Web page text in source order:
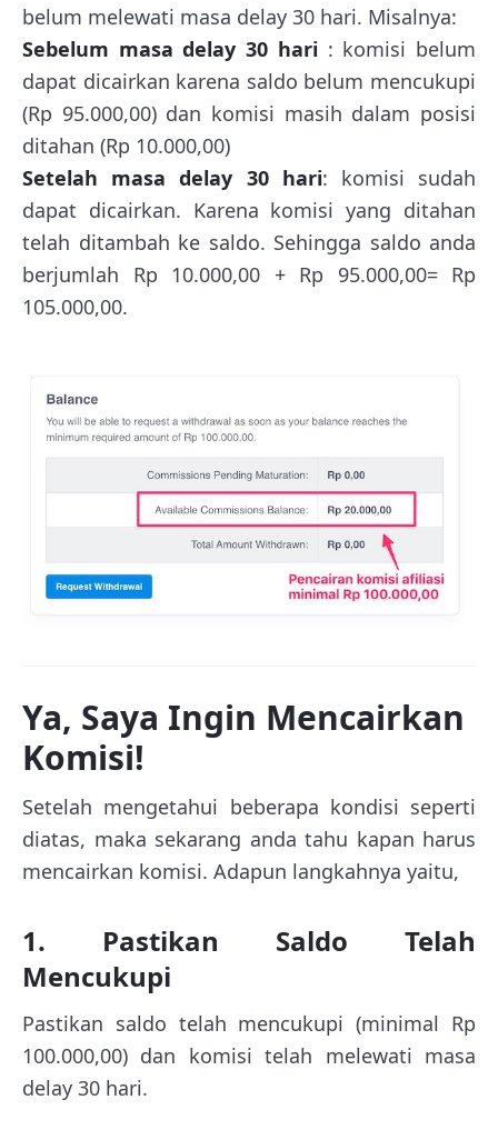
belum melewati masa delay 30 hari. Misalnya:
Sebelum masa delay 30 hari : komisi belum
dapat dicairkan karena saldo belum mencukupi
(Rp 95.000,00) dan komisi masih dalam posisi
ditahan (Rp 10.000,00)
Setelah masa delay 30 hari: komisi sudah
dapat dicairkan. Karena komisi yang ditahan
telah ditambah ke saldo. Sehingga saldo anda
berjumlah Rp 10.000,00 + Rp 95.000,00= Rp
105.000,00.
Ya, Saya Ingin Mencairkan
Komisi!
Setelah mengetahui beberapa kondisi seperti
diatas, maka sekarang anda tahu kapan harus
mencairkan komisi. Adapun langkahnya yaitu,
1. Pastikan Saldo Telah
Mencukupi
Pastikan saldo telah mencukupi (minimal Rp
100.000,00) dan komisi telah melewati masa
delay 30 hari.